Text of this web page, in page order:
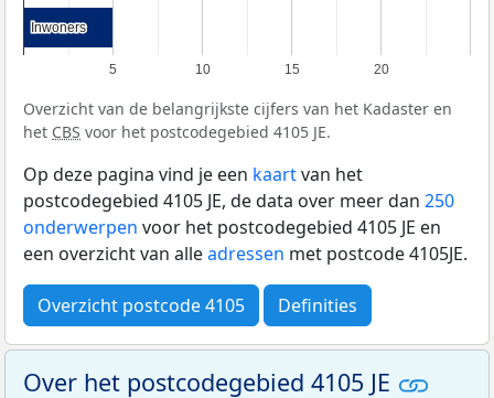
5 10 15 20
Inwoners
Inwoners
Overzicht van de belangrijkste cijfers van het Kadaster en
het CBS voor het postcodegebied 4105 JE.
Op deze pagina vind je een kaartvan het
postcodegebied 4105 JE, de data over meer dan 250
onderwerpen voor het postcodegebied 4105 JE en
een overzicht van alleadressen met postcode 4105JE.
Overzicht postcode 4105 Definities
Over het postcodegebied 4105 JE